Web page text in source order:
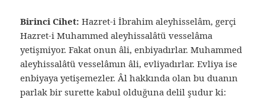
Birinci Cihet: Hazret-i İbrahim aleyhisselâm, gerçi
Hazret-i Muhammed aleyhissalâtü vesselâma
yetişmiyor. Fakat onun âli, enbiyadırlar. Muhammed
aleyhissalâtü vesselâmın âli, evliyadırlar. Evliya ise
enbiyaya yetişemezler. Âl hakkında olan bu duanın
parlak bir surette kabul olduğuna delil şudur ki: